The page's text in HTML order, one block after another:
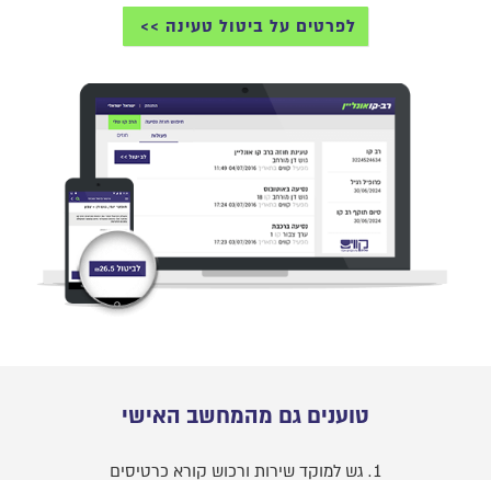
לפרטים על ביטול טעינה
טוענים גם מהמחשב האישי
גש למוקד שירות ורכוש קורא כרטיסים